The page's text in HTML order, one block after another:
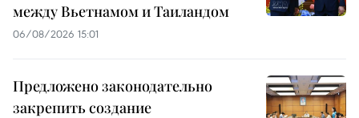
между Вьетнамом и Таиландом
06/08/2026 15:01
Предложено законодательно
закрепить создание